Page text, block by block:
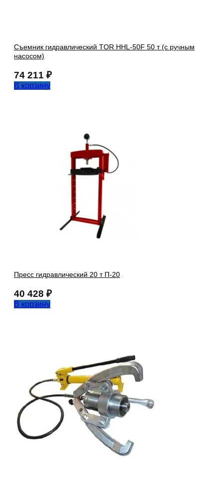
Съемник гидравлический TOR HHL-50F 50 т (с ручным
насосом)
74 211 ₽
В корзину
Пресс гидравлический 20 т П-20
40 428 ₽
В корзину